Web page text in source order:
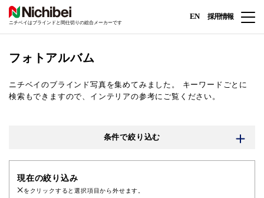
ニチベイはブラインドと間仕切りの総合メーカーです
EN 採用情報
フォトアルバム
ニチベイのブラインド写真を集めてみました。
キーワードごとに
検索もできますので、インテリアの参考にご覧ください。
条件で絞り込む
現在の絞り込み
をクリックすると選択項目から外せます。